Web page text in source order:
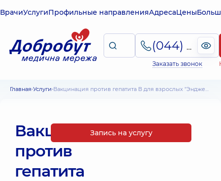
ВрачиУслугиПрофильные направленияАдресаЦены
(044) 495-2-888
Заказать звонок
Главная Услуги Вакцинация против гепатита В для взрослых "Энджерикс"
Вакцинация
против
гепатита
Запись на услугу